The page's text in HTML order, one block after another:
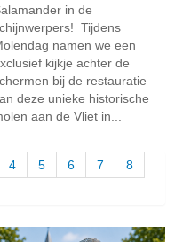
in de
Tijdens
namen we een
kijkje achter de
bij de restauratie
deze unieke historische
aan de Vliet in...
4 5 6 7
8